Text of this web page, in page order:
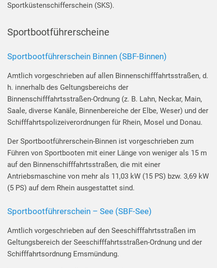
Sportküstenschifferschein (SKS).
Sportbootführerscheine
Sportbootführerschein Binnen (SBF-Binnen)
Amtlich vorgeschrieben auf allen Binnenschifffahrtsstraßen, d.
h. innerhalb des Geltungsbereichs der
Binnenschifffahrtsstraßen-Ordnung (z. B. Lahn, Neckar, Main,
Saale, diverse Kanäle, Binnenbereiche der Elbe, Weser) und der
Schifffahrtspolizeiverordnungen für Rhein, Mosel und Donau.
Der Sportbootführerschein-Binnen ist vorgeschrieben zum
Führen von Sportbooten mit einer Länge von weniger als 15 m
auf den Binnenschifffahrtsstraßen, die mit einer
Antriebsmaschine von mehr als 11,03 kW (15 PS) bzw. 3,69 kW
(5 PS) auf dem Rhein ausgestattet sind.
Sportbootführerschein – See (SBF-See)
Amtlich vorgeschrieben auf den Seeschifffahrtsstraßen im
Geltungsbereich der Seeschifffahrtsstraßen-Ordnung und der
Schifffahrtsordnung Emsmündung.